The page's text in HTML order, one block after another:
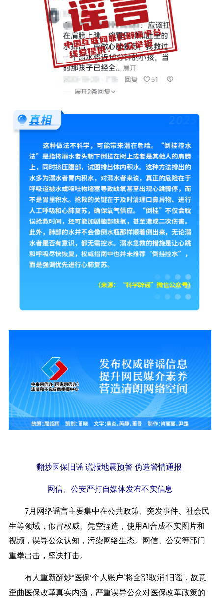
翻炒医保旧谣 谎报地震预警 伪造警情通报
网信、公安严打自媒体发布不实信息
7月网络谣言主要集中在公共政策、突发事件、社会民
生等领域，假冒权威、凭空捏造，使用AI合成不实图片和
视频，误导公众认知，污染网络生态。网信、公安等部门
重拳出击，坚决打击。
有人重新翻炒“医保‘个人账户’将全部取消”旧谣，故意
歪曲医保改革真实内涵，严重误导公众对医保改革政策的